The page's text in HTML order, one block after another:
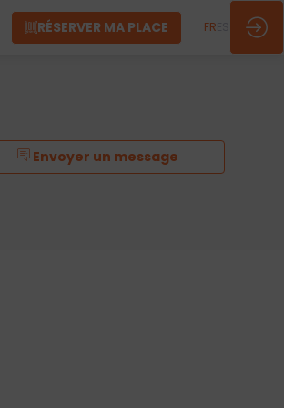
RÉSERVER MA PLACE FR
Envoyer un message